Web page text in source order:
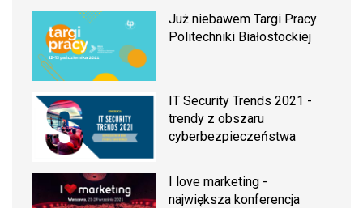
Już niebawem Targi Pracy
Politechniki Białostockiej
IT Security Trends 2021 -
trendy z obszaru
cyberbezpieczeństwa
I love marketing -
największa konferencja